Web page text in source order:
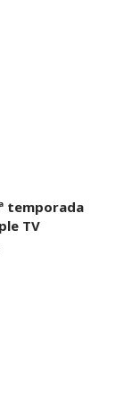
temporada
TV